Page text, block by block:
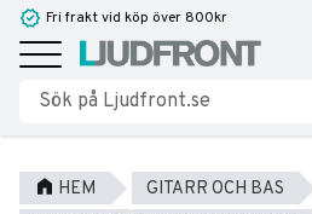
Meny
Fri frakt vid köp över 800kr
HEM
GITARR OCH BAS